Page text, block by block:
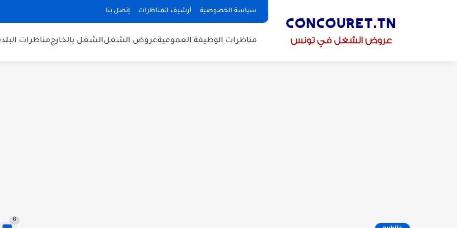
سياسة الخصوصية أرشيف المناظرات إتصل بنا
مناظرات الوظيفة العموميةعروض الشغلالشغل بالخارجمناظرات
0